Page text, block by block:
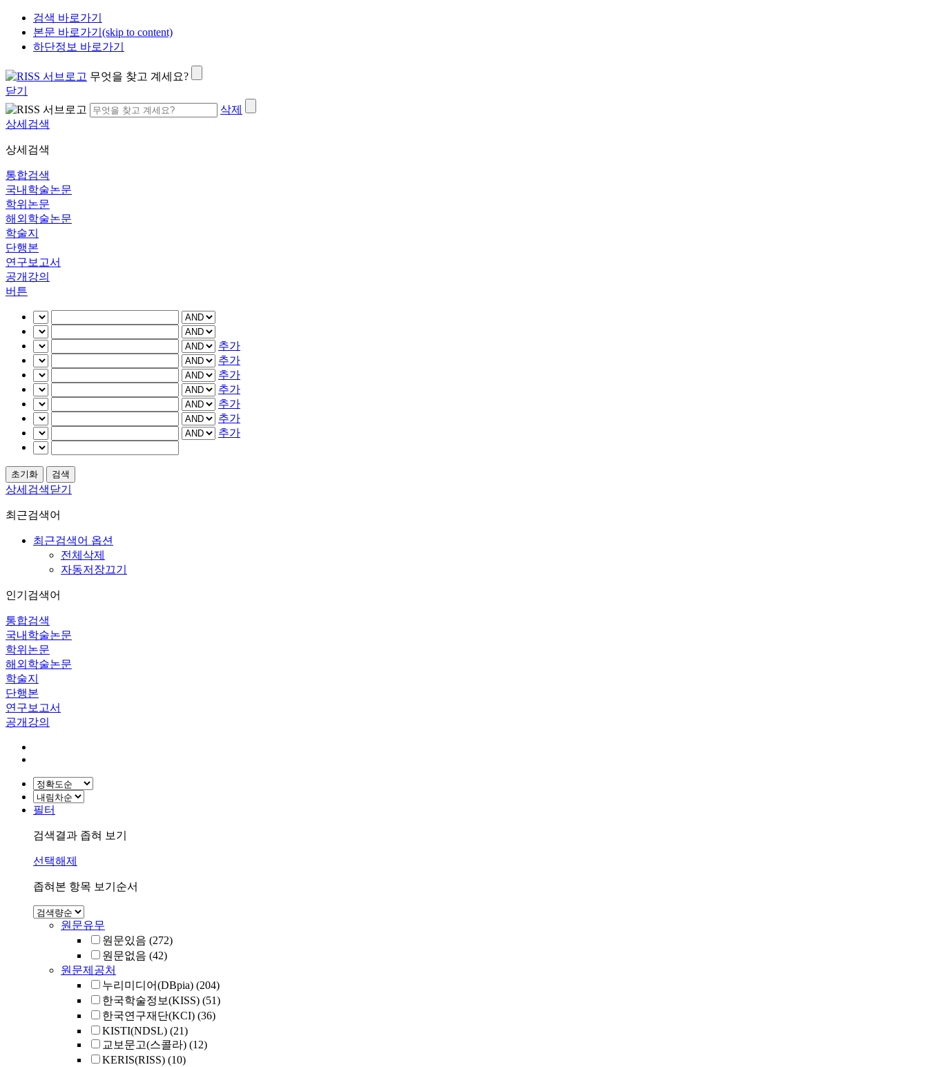
검색 바로가기
본문 바로가기(skip to content)
하단정보 바로가기
무엇을 찾고 계세요?
닫기
삭제
상세검색
상세검색
통합검색
국내학술논문
학위논문
해외학술논문
학술지
단행본
연구보고서
공개강의
버튼
추가
추가
추가
추가
추가
추가
추가
상세검색닫기
최근검색어
최근검색어 옵션
전체삭제
자동저장끄기
인기검색어
통합검색
국내학술논문
학위논문
해외학술논문
학술지
단행본
연구보고서
공개강의
필터
검색결과 좁혀 보기
선택해제
좁혀본 항목 보기순서
원문유무
원문있음 (272)
원문없음 (42)
원문제공처
누리미디어(DBpia) (204)
한국학술정보(KISS) (51)
한국연구재단(KCI) (36)
KISTI(NDSL) (21)
교보문고(스콜라) (12)
KERIS(RISS) (10)